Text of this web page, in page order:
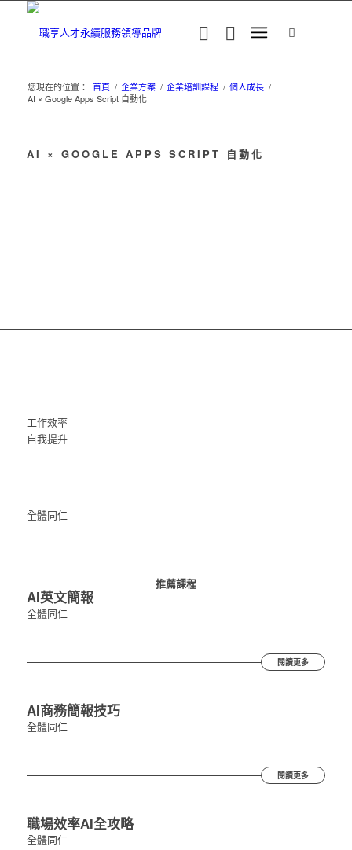
您現在的位置： 首頁 / 企業方案 / 企業培訓課程 / 個人成長 /
AI × Google Apps Script 自動化
AI × GOOGLE APPS SCRIPT 自動化
工作效率
自我提升
全體同仁
推薦課程
AI英文簡報
全體同仁
閱讀更多
AI商務簡報技巧
全體同仁
閱讀更多
職場效率AI全攻略
全體同仁